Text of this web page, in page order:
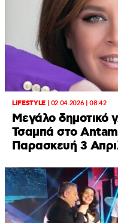
LIFESTYLE| 02.04.2026 | 08:42
Μεγάλο δημοτικό
Τσαμπά στο
Παρασκευή 3